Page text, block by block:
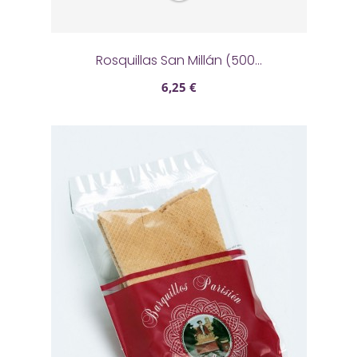
Rosquillas San Millán (500...
6,25 €